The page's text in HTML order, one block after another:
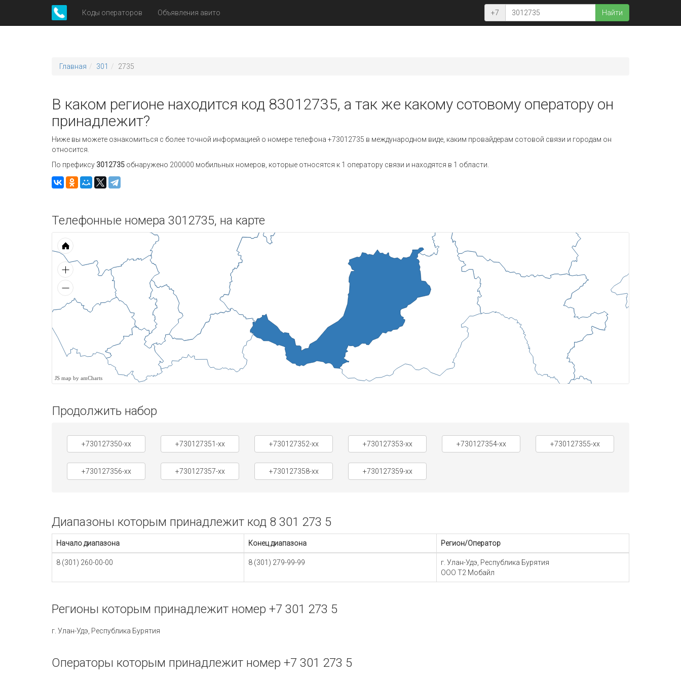
Коды операторов Объявления авито +7 Найти
Главная 301 2735
В каком регионе находится код 83012735, а так же какому сотовому оператору он
принадлежит?
Ниже вы можете ознакомиться с более точной информацией о номере телефона +73012735 в международном виде, каким провайдерам сотовой связи и городам он
относится.
По префиксу 3012735 обнаружено 200000 мобильных номеров, которые относятся к 1 оператору связи и находятся в 1 области.
Телефонные номера 3012735, на карте
JS map by amCharts
Продолжить набор
+730127350-xx +730127351-xx +730127352-xx +730127353-xx +730127354-xx +730127355-xx
+730127356-xx +730127357-xx +730127358-xx +730127359-xx
Диапазоны которым принадлежит код 8 301 273 5
Начало диапазона Конец диапазона Регион/Оператор
8 (301) 260-00-00 8 (301) 279-99-99
г. Улан-Удэ, Республика Бурятия
ООО Т2 Мобайл
Регионы которым принадлежит номер +7 301 273 5
г. Улан-Удэ, Республика Бурятия
Операторы которым принадлежит номер +7 301 273 5